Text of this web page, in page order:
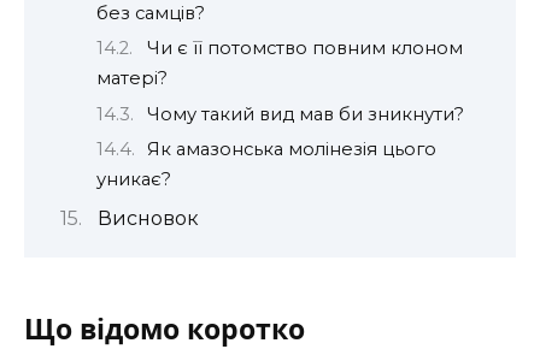
без самців?
Чи є її потомство повним клоном
матері?
Чому такий вид мав би зникнути?
Як амазонська молінезія цього
уникає?
Висновок
Що відомо коротко